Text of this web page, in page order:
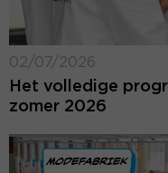
02/07/2026
Het volledige
zomer 2026